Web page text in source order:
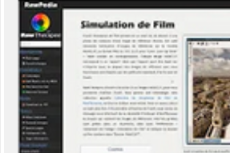
de
film »